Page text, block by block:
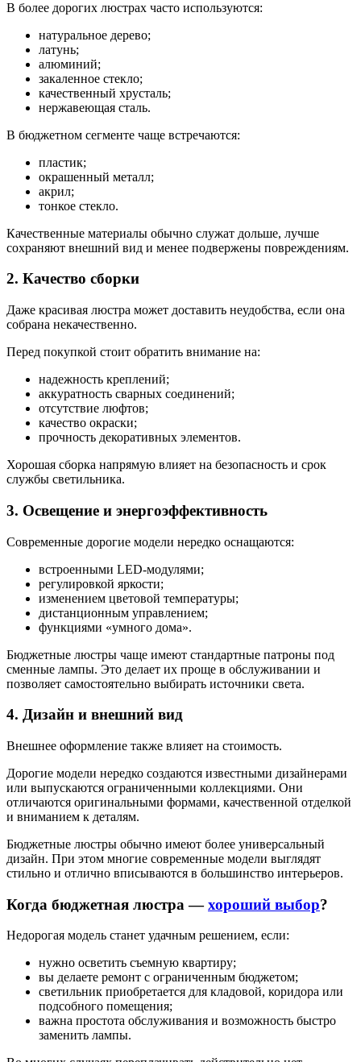
В более дорогих люстрах часто используются:
натуральное дерево;
латунь;
алюминий;
закаленное стекло;
качественный хрусталь;
нержавеющая сталь.
В бюджетном сегменте чаще встречаются:
пластик;
окрашенный металл;
акрил;
тонкое стекло.
Качественные материалы обычно служат дольше, лучше
сохраняют внешний вид и менее подвержены повреждениям.
2. Качество сборки
Даже красивая люстра может доставить неудобства, если она
собрана некачественно.
Перед покупкой стоит обратить внимание на:
надежность креплений;
аккуратность сварных соединений;
отсутствие люфтов;
качество окраски;
прочность декоративных элементов.
Хорошая сборка напрямую влияет на безопасность и срок
службы светильника.
3. Освещение и энергоэффективность
Современные дорогие модели нередко оснащаются:
встроенными LED-модулями;
регулировкой яркости;
изменением цветовой температуры;
дистанционным управлением;
функциями «умного дома».
Бюджетные люстры чаще имеют стандартные патроны под
сменные лампы. Это делает их проще в обслуживании и
позволяет самостоятельно выбирать источники света.
4. Дизайн и внешний вид
Внешнее оформление также влияет на стоимость.
Дорогие модели нередко создаются известными дизайнерами
или выпускаются ограниченными коллекциями. Они
отличаются оригинальными формами, качественной отделкой
и вниманием к деталям.
Бюджетные люстры обычно имеют более универсальный
дизайн. При этом многие современные модели выглядят
стильно и отлично вписываются в большинство интерьеров.
Когда бюджетная люстра —хороший выбор?
Недорогая модель станет удачным решением, если:
нужно осветить съемную квартиру;
вы делаете ремонт с ограниченным бюджетом;
светильник приобретается для кладовой, коридора или
подсобного помещения;
важна простота обслуживания и возможность быстро
заменить лампы.